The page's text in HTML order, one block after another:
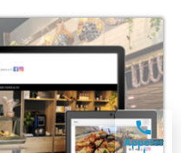
Appeler